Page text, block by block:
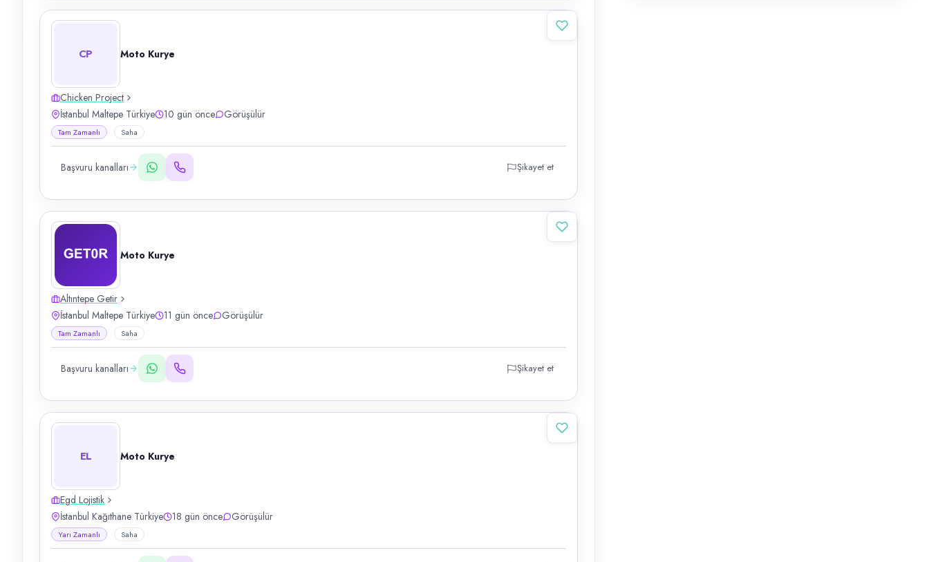
CP Moto Kurye
Chicken Project
İstanbul Maltepe Türkiye
10 gün önce Görüşülür
Tam Zamanlı Saha
Başvuru kanalları Şikayet et
Moto Kurye
Altıntepe Getir
İstanbul Maltepe Türkiye
11 gün önce Görüşülür
Tam Zamanlı Saha
Başvuru kanalları Şikayet et
EL Moto Kurye
Egd Lojistik
İstanbul Kağıthane Türkiye
18 gün önce Görüşülür
Yarı Zamanlı Saha